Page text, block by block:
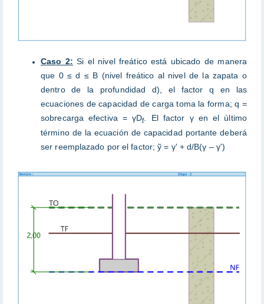
Caso 2: Si el nivel freático está ubicado de manera
que 0 ≤ d ≤ B (nivel freático al nivel de la zapata o
dentro de la profundidad d), el factor q en las
ecuaciones de capacidad de carga toma la forma; q =
sobrecarga efectiva = γDf. El factor γ en el último
término de la ecuación de capacidad portante deberá
ser reemplazado por el factor; ỹ = γ' + d/B(γ – γ')